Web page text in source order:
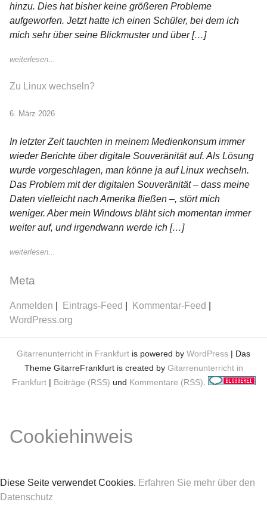
hinzu. Dies hat bisher keine größeren Probleme
aufgeworfen. Jetzt hatte ich einen Schüler, bei dem ich
mich sehr über seine Blickmuster und über […]
weiterlesen...
Zu Linux wechseln?
6. März 2026
In letzter Zeit tauchten in meinem Medienkonsum immer
wieder Berichte über digitale Souveränität auf. Als Lösung
wurde vorgeschlagen, man könne ja auf Linux wechseln.
Das Problem mit der digitalen Souveränität – dass meine
Daten vielleicht nach Amerika fließen –, stört mich
weniger. Aber mein Windows bläht sich momentan immer
weiter auf, und irgendwann werde ich […]
weiterlesen...
Meta
Anmelden Eintrags-Feed
Kommentar-Feed
WordPress.org
Gitarrenunterricht in Frankfurt is powered by WordPress | Das
Theme GitarreFrankfurt is created by Gitarrenunterricht in
Frankfurt| Beiträge (RSS) und Kommentare (RSS)
Cookiehinweis
Diese Seite verwendet Cookies. Erfahren Sie mehr über den
Datenschutz